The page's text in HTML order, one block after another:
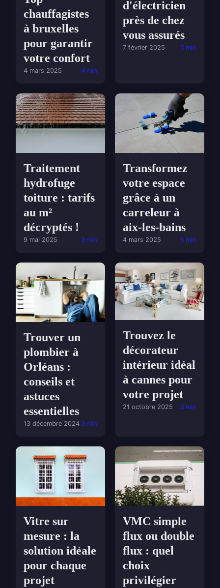
chauffagistes
à bruxelles
pour garantir
votre confort
4 mars 2025 4 min
d'électricien
près de chez
vous assurés
7 février 2025 5 min
Traitement
hydrofuge
toiture : tarifs
au m²
décryptés !
9 mai 2025 3 min
Transformez
votre espace
grâce à un
carreleur à
aix-les-bains
4 mars 2025 5 min
Trouver un
plombier à
Orléans :
conseils et
astuces
essentielles
13 décembre 2024 3 min
Trouvez le
décorateur
intérieur idéal
à cannes pour
votre projet
21 octobre 2025 6 min
Vitre sur
mesure : la
solution idéale
pour chaque
projet
VMC simple
flux ou double
flux : quel
choix
privilégier